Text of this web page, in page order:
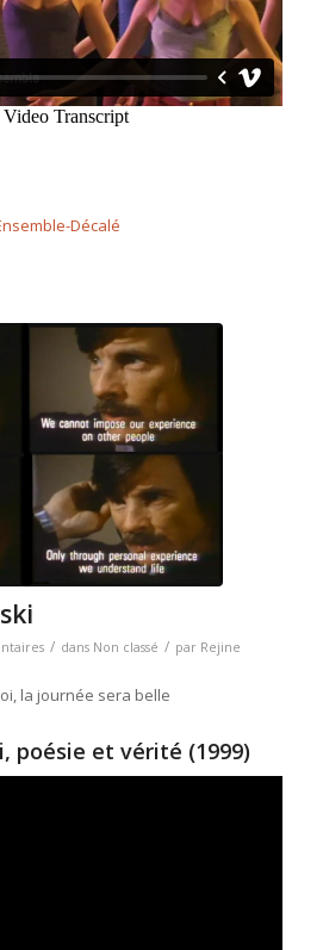
Décalé
/ dans Non classé / par Rejine
la journée sera belle
poésie et vérité (1999)